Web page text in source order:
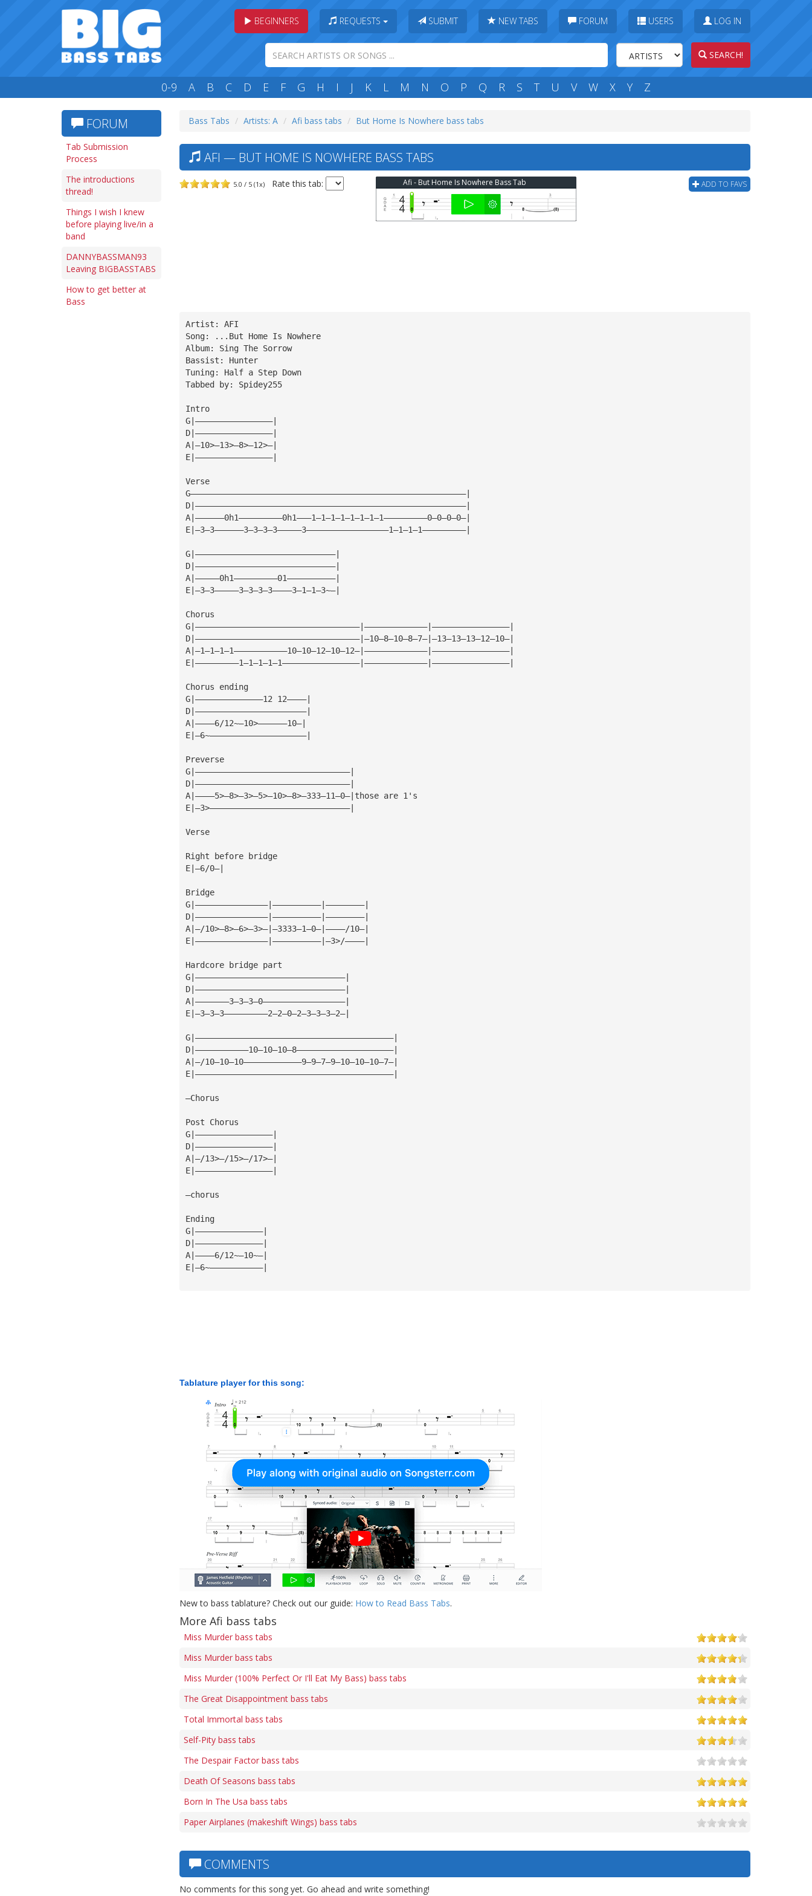
BEGINNERS REQUESTS SUBMIT NEW TABS FORUM USERS LOG IN
SEARCH!
0-9 A B C D E F G H I J K L M N O P Q R S T U V W X Y Z
FORUM
Tab Submission
Process
The introductions
thread!
Things I wish I knew
before playing live/in a
band
DANNYBASSMAN93
Leaving BIGBASSTABS
How to get better at
Bass
Bass Tabs Artists: A Afi bass tabs But Home Is Nowhere bass tabs
AFI — BUT HOME IS NOWHERE BASS TABS
5.0 / 5 (1x) Rate this tab: ADD TO FAVS
Afi - But Home Is Nowhere Bass Tab
Artist: AFI
Song: ...But Home Is Nowhere
Album: Sing The Sorrow
Bassist: Hunter
Tuning: Half a Step Down
Tabbed by: Spidey255
Intro
G|————————————————|
D|————————————————|
A|—10>—13>—8>—12>—|
E|————————————————|
Verse
G—————————————————————————————————————————————————————————|
D|————————————————————————————————————————————————————————|
A|——————0h1—————————0h1———1—1—1—1—1—1—1—1—————————0—0—0—0—|
E|—3—3——————3—3—3—3—————3—————————————————1—1—1—1—————————|
G|—————————————————————————————|
D|—————————————————————————————|
A|—————0h1—————————01——————————|
E|—3—3—————3—3—3—3————3—1—1—3~—|
Chorus
G|——————————————————————————————————|—————————————|————————————————|
D|——————————————————————————————————|—10—8—10—8—7—|—13—13—13—12—10—|
A|—1—1—1—1———————————10—10—12—10—12—|—————————————|————————————————|
E|—————————1—1—1—1—1————————————————|—————————————|————————————————|
Chorus ending
G|——————————————12 12————|
D|———————————————————————|
A|————6/12~—10>——————10—|
E|—6~————————————————————|
Preverse
G|————————————————————————————————|
D|————————————————————————————————|
A|————5>—8>—3>—5>—10>—8>—333—11—0—|those are 1's
E|—3>—————————————————————————————|
Verse
Right before bridge
E|—6/0—|
Bridge
G|———————————————|——————————|————————|
D|———————————————|——————————|————————|
A|—/10>—8>—6>—3>—|—3333—1—0—|————/10—|
E|———————————————|——————————|—3>/————|
Hardcore bridge part
G|———————————————————————————————|
D|———————————————————————————————|
A|———————3—3—3—0—————————————————|
E|—3—3—3—————————2—2—0—2—3—3—3—2—|
G|—————————————————————————————————————————|
D|———————————10—10—10—8————————————————————|
A|—/10—10—10————————————9—9—7—9—10—10—10—7—|
E|—————————————————————————————————————————|
—Chorus
Post Chorus
G|————————————————|
D|————————————————|
A|—/13>—/15>—/17>—|
E|————————————————|
—chorus
Ending
G|——————————————|
D|——————————————|
A|————6/12~—10~—|
E|—6~———————————|
Tablature player for this song:
New to bass tablature? Check out our guide: How to Read Bass Tabs.
More Afi bass tabs
Miss Murder bass tabs
Miss Murder bass tabs
Miss Murder (100% Perfect Or I'll Eat My Bass) bass tabs
The Great Disappointment bass tabs
Total Immortal bass tabs
Self-Pity bass tabs
The Despair Factor bass tabs
Death Of Seasons bass tabs
Born In The Usa bass tabs
Paper Airplanes (makeshift Wings) bass tabs
COMMENTS
No comments for this song yet. Go ahead and write something!